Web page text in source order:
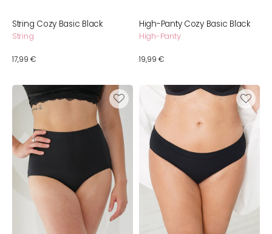
String Cozy Basic Black
String
Normaler
17,99 €
High-Panty Cozy Basic Black
High-Panty
Normaler
19,99 €
High-
Waist-
Panty
Cozy
Basic
Black
Cotton
Basic
Black